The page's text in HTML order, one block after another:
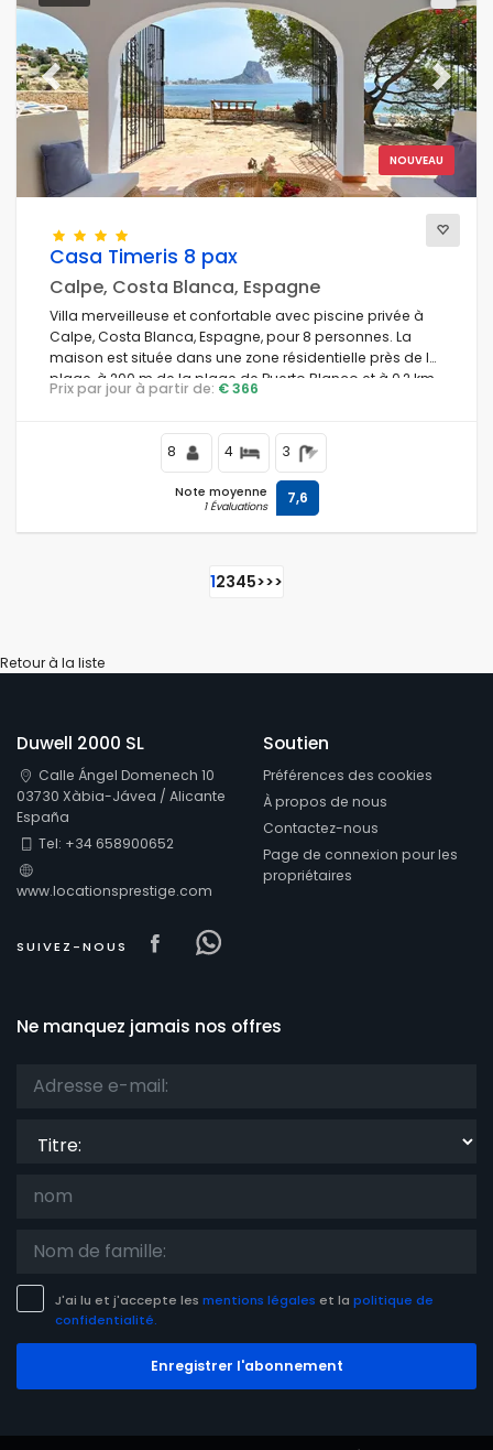
NOUVEAU
Previous Next
Casa Timeris 8 pax
Calpe, Costa Blanca, Espagne
Villa merveilleuse et confortable avec piscine privée à
Calpe, Costa Blanca, Espagne, pour 8 personnes. La
maison est située dans une zone résidentielle près de la
plage, à 200 m de la plage de Puerto Blanco et à 0,2 km
de la mer Méditerranée.
Prix par jour à partir de: € 366
8 4 3
Note moyenne
1 Évaluations 7,6
12345>>>
Retour à la liste
Duwell 2000 SL
Calle Ángel Domenech 10
03730 Xàbia-Jávea / Alicante
España
Tel: +34 658900652
www.locationsprestige.com
SUIVEZ-NOUS Visit our Facebook page
Visit our
Soutien
Préférences des cookies
À propos de nous
Contactez-nous
Page de connexion pour les
propriétaires
Ne manquez jamais nos offres
J'ai lu et j'accepte les mentions légales et la politique de
confidentialité.
Enregistrer l'abonnement